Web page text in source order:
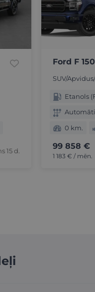
15 d.
Ford F
SUV/
Etanols
0 km.
99 858 €
1 183 € / mēn.